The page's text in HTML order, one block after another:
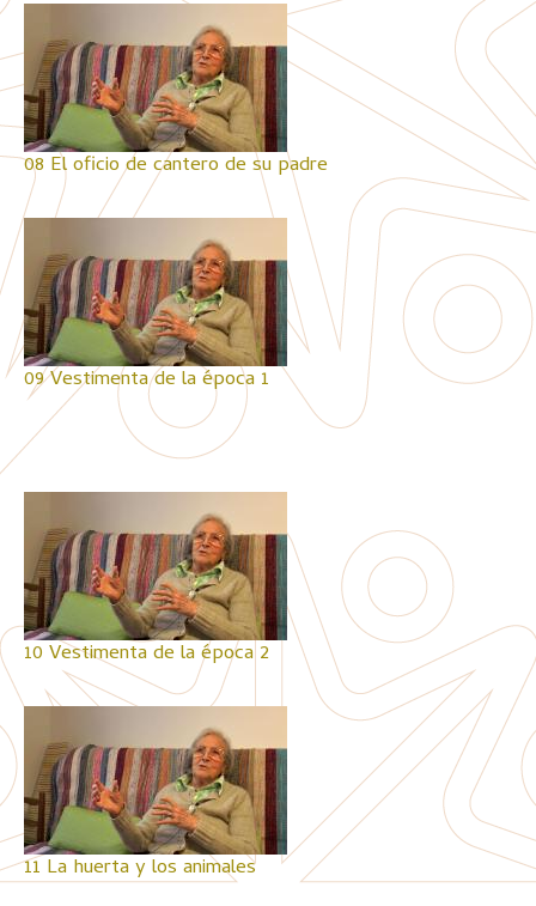
08 El oficio de cantero de su padre
09 Vestimenta de la época 1
10 Vestimenta de la época 2
11 La huerta y los animales